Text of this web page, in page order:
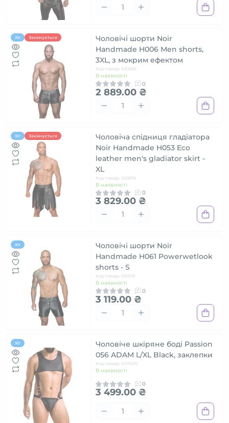
Хіт Закінчується
Чоловічі шорти Noir
Handmade H006 Men shorts,
3XL, з мокрим ефектом
Код товару: SX0006
В наявності
0
2 889.00 ₴
Хіт Закінчується
Чоловіча спідниця гладіатора
Noir Handmade H053 Eco
leather men's gladiator skirt -
XL
Код товару: SX0074
В наявності
0
3 829.00 ₴
Хіт
Чоловічі шорти Noir
Handmade H061 Powerwetlook
shorts - S
Код товару: SX0103
В наявності
0
3 119.00 ₴
Хіт
Чоловіче шкіряне боді Passion
056 ADAM L/XL Black, заклепки
Код товару: SO7630
В наявності
0
3 499.00 ₴